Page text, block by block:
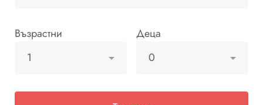
Възрастни Деца